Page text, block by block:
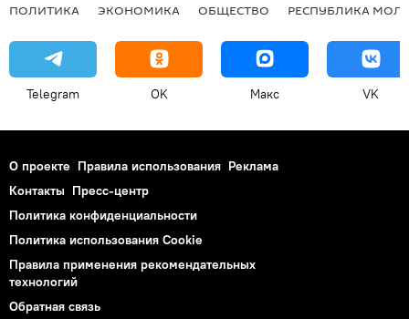
ПОЛИТИКА ЭКОНОМИКА ОБЩЕСТВО РЕСПУБЛИКА
Telegram OK Макс VK
О проекте Правила использования Реклама
Контакты Пресс-центр
Политика конфиденциальности
Политика использования Cookie
Правила применения рекомендательных
технологий
Обратная связь